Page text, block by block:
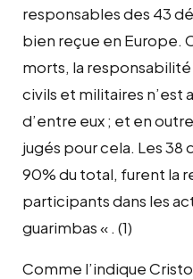
responsables des 43
bien reçue en Europe.
morts, la
civils et militaires n’est
d’entre eux ; et en
jugés pour cela. Les 38
90% du total, furent la
participants dans les
guarimbas « . (1)
Comme l’indique